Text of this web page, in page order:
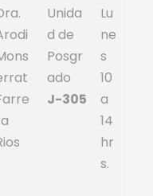
Unida
d de
Posgr
ado
J-305
Lu
ne
s
10
a
14
hr
s.